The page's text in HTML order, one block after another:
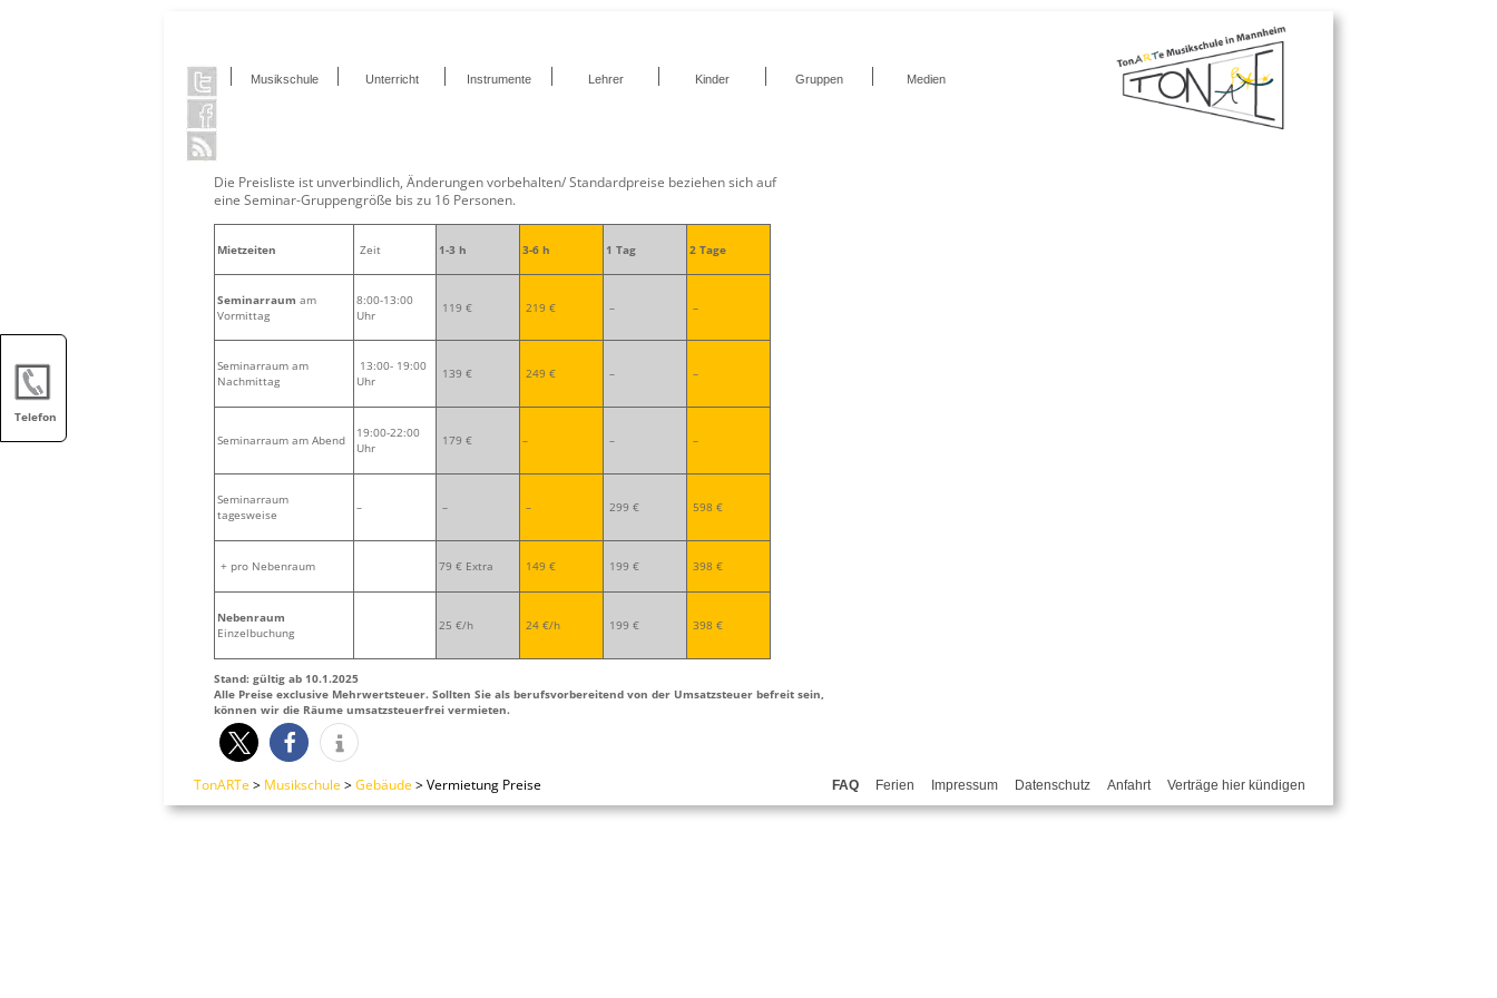
Telefon
Musikschule Unterricht Instrumente Lehrer Kinder Gruppen Medien
Die Preisliste ist unverbindlich, Änderungen vorbehalten/ Standardpreise beziehen sich auf
eine Seminar-Gruppengröße bis zu 16 Personen.
Mietzeiten Zeit 1-3 h 3-6 h 1 Tag 2 Tage
Seminarraum am
Vormittag
8:00-13:00
Uhr
119 € 219 € – –
Seminarraum am
Nachmittag
13:00- 19:00
Uhr
139 € 249 € – –
Seminarraum am Abend
19:00-22:00
Uhr
179 € – – –
Seminarraum
tagesweise
– – – 299 € 598 €
+ pro Nebenraum 79 € Extra 149 € 199 € 398 €
Nebenraum
Einzelbuchung
25 €/h 24 €/h 199 € 398 €
Stand: gültig ab 10.1.2025
Alle Preise exclusive Mehrwertsteuer. Sollten Sie als berufsvorbereitend von der Umsatzsteuer befreit sein,
können wir die Räume umsatzsteuerfrei vermieten.
FAQ Ferien Impressum Datenschutz Anfahrt Verträge hier kündigen
TonARTe> Musikschule>Gebäude>Vermietung Preise